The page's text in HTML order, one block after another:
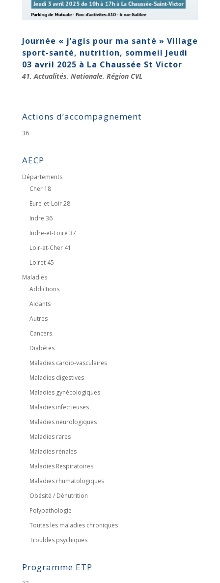
Journée « j’agis pour ma santé » Village
sport-santé, nutrition, sommeil Jeudi
03 avril 2025 à La Chaussée St Victor
41,Actualités, Nationale, Région CVL
Actions d’accompagnement
36
AECP
Départements
Cher 18
Eure-et-Loir 28
Indre 36
Indre-et-Loire 37
Loir-et-Cher 41
Loiret 45
Maladies
Addictions
Aidants
Autres
Cancers
Diabètes
Maladies cardio-vasculaires
Maladies digestives
Maladies gynécologiques
Maladies infectieuses
Maladies neurologiques
Maladies rares
Maladies rénales
Maladies Respiratoires
Maladies rhumatologiques
Obésité / Dénutrition
Polypathologie
Toutes les maladies chroniques
Troubles psychiques
Programme ETP